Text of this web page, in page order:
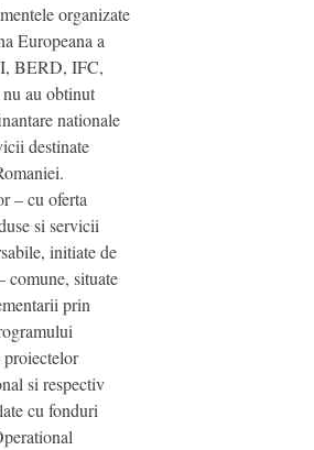
organizate
Europeana a
BERD, IFC,
au obtinut
nationale
destinate
– cu oferta
si servicii
initiate de
situate
prin
si respectiv
cu fonduri